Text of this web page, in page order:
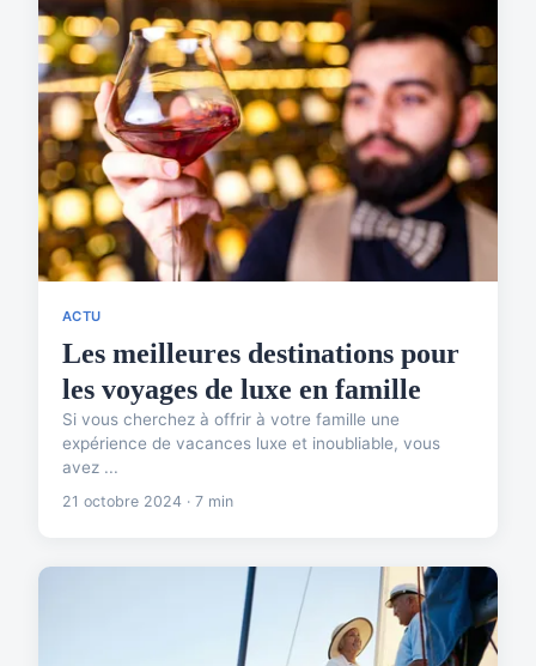
ACTU
Les meilleures destinations pour
les voyages de luxe en famille
Si vous cherchez à offrir à votre famille une
expérience de vacances luxe et inoubliable, vous
avez ...
21 octobre 2024 · 7 min